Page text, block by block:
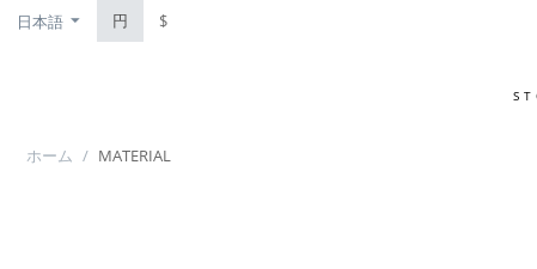
日本語 円 $
ホーム / MATERIAL